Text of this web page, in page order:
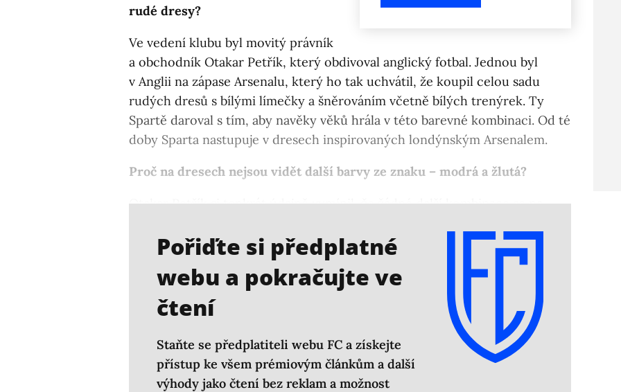
rudé dresy?
Ve vedení klubu byl movitý právník
a obchodník Otakar Petřík, který obdivoval anglický fotbal. Jednou byl
v Anglii na zápase Arsenalu, který ho tak uchvátil, že koupil celou sadu
rudých dresů s bílými límečky a šněrováním včetně bílých trenýrek. Ty
Spartě daroval s tím, aby navěky věků hrála v této barevné kombinaci. Od té
doby Sparta nastupuje v dresech inspirovaných londýnským Arsenalem.
Proč na dresech nejsou vidět další barvy ze znaku – modrá a žlutá?
Otakar Petřík si tenkrát údajně vymínil, že žádné další kombinace se na
Pořiďte si předplatné
webu a pokračujte ve
čtení
Staňte se předplatiteli webu FC a získejte
přístup ke všem prémiovým článkům a další
výhody jako čtení bez reklam a možnost